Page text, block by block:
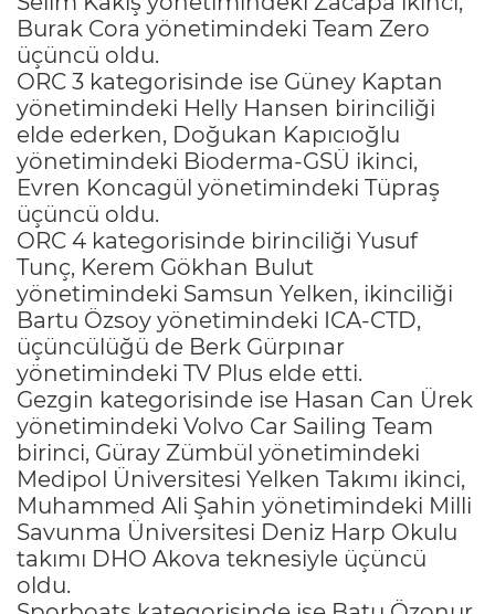
Burak Cora yönetimindeki Team Zero
üçüncü oldu.
ORC 3 kategorisinde ise Güney Kaptan
yönetimindeki Helly Hansen birinciliği
elde ederken, Doğukan Kapıcıoğlu
yönetimindeki Bioderma-GSÜ ikinci,
Evren Koncagül yönetimindeki Tüpraş
üçüncü oldu.
ORC 4 kategorisinde birinciliği Yusuf
Tunç, Kerem Gökhan Bulut
yönetimindeki Samsun Yelken, ikinciliği
Bartu Özsoy yönetimindeki ICA-CTD,
üçüncülüğü de Berk Gürpınar
yönetimindeki TV Plus elde etti.
Gezgin kategorisinde ise Hasan Can Ürek
yönetimindeki Volvo Car Sailing Team
birinci, Güray Zümbül yönetimindeki
Medipol Üniversitesi Yelken Takımı ikinci,
Muhammed Ali Şahin yönetimindeki Milli
Savunma Üniversitesi Deniz Harp Okulu
takımı DHO Akova teknesiyle üçüncü
oldu.